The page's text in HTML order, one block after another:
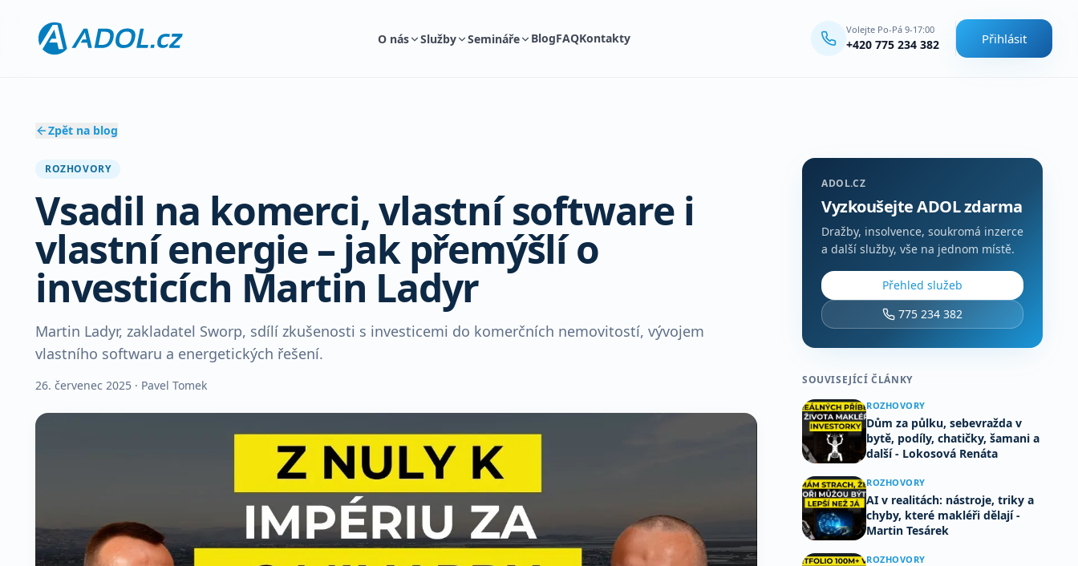
O nás Služby Semináře BlogFAQKontakty
Volejte Po-Pá 9-17:00
+420 775 234 382 Přihlásit
Zpět na blog
ROZHOVORY
Vsadil na komerci, vlastní software i
vlastní energie – jak přemýšlí o
investicích Martin Ladyr
Martin Ladyr, zakladatel Sworp, sdílí zkušenosti s investicemi do komerčních nemovitostí, vývojem
vlastního softwaru a energetických řešení.
26. červenec 2025 · Pavel Tomek
ADOL.CZ
Vyzkoušejte ADOL zdarma
Dražby, insolvence, soukromá inzerce
a další služby, vše na jednom místě.
Přehled služeb
775 234 382
SOUVISEJÍCÍ ČLÁNKY
ROZHOVORY
Dům za půlku, sebevražda v
bytě, podíly, chatičky, šamani a
další - Lokosová Renáta
ROZHOVORY
AI v realitách: nástroje, triky a
chyby, které makléři dělají -
Martin Tesárek
ROZHOVORY